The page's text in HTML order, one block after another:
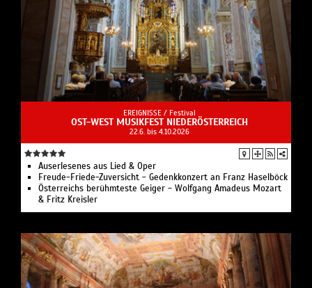
EREIGNISSE / Festival
OST-WEST MUSIKFEST NIEDERÖSTERREICH
22.6. bis 4.10.2026
Auserlesenes aus Lied & Oper
Freude-Friede-Zuversicht - Gedenkkonzert an Franz Haselböck
Österreichs berühmteste Geiger - Wolfgang Amadeus Mozart
& Fritz Kreisler